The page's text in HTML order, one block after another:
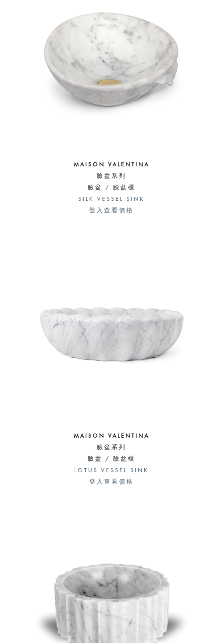
MAISON VALENTINA
臉盆系列
臉盆 / 臉盆櫃
SILK VESSEL SINK
登入查看價格
MAISON VALENTINA
臉盆系列
臉盆 / 臉盆櫃
LOTUS VESSEL SINK
登入查看價格